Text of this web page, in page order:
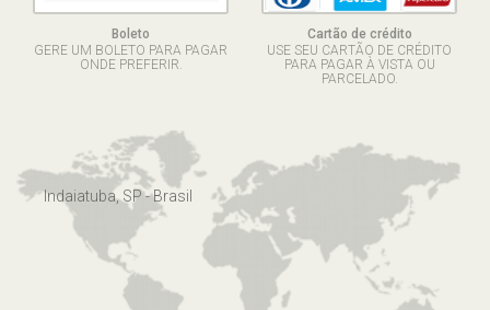
Boleto
GERE UM BOLETO PARA PAGAR
ONDE PREFERIR.
Cartão de crédito
USE SEU CARTÃO DE CRÉDITO
PARA PAGAR À VISTA OU
PARCELADO.
Indaiatuba, SP - Brasil